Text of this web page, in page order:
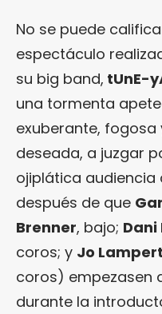
No se puede
espectáculo
su big band, tUnE-
una tormenta
exuberante, fogosa
deseada, a juzgar
ojiplática audiencia
después de que
Brenner, bajo;
coros; y Jo Lampert
coros) empezasen
durante la